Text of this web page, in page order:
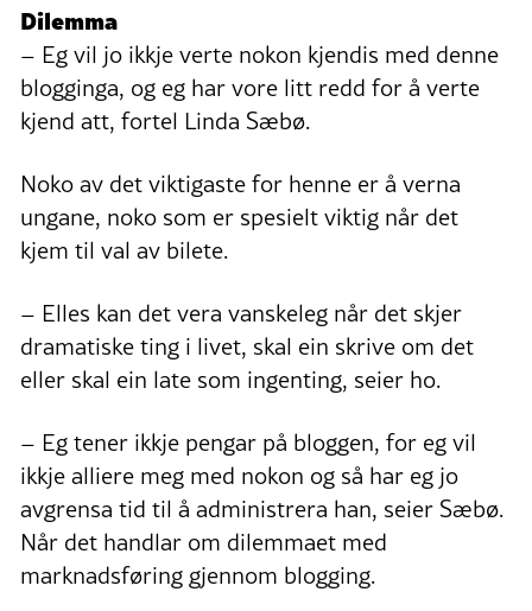
Dilemma
– Eg vil jo ikkje verte nokon kjendis med denne
blogginga, og eg har vore litt redd for å verte
kjend att, fortel Linda Sæbø.
Noko av det viktigaste for henne er å verna
ungane, noko som er spesielt viktig når det
kjem til val av bilete.
– Elles kan det vera vanskeleg når det skjer
dramatiske ting i livet, skal ein skrive om det
eller skal ein late som ingenting, seier ho.
– Eg tener ikkje pengar på bloggen, for eg vil
ikkje alliere meg med nokon og så har eg jo
avgrensa tid til å administrera han, seier Sæbø.
Når det handlar om dilemmaet med
marknadsføring gjennom blogging.